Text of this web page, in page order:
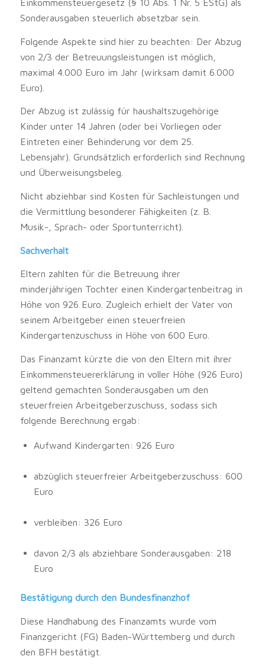
Einkommensteuergesetz (§ 10 Abs. 1 Nr. 5 EStG) als
Sonderausgaben steuerlich absetzbar sein.
Folgende Aspekte sind hier zu beachten: Der Abzug
von 2/3 der Betreuungsleistungen ist möglich,
maximal 4.000 Euro im Jahr (wirksam damit 6.000
Euro).
Der Abzug ist zulässig für haushaltszugehörige
Kinder unter 14 Jahren (oder bei Vorliegen oder
Eintreten einer Behinderung vor dem 25.
Lebensjahr). Grundsätzlich erforderlich sind Rechnung
und Überweisungsbeleg.
Nicht abziehbar sind Kosten für Sachleistungen und
die Vermittlung besonderer Fähigkeiten (z. B.
Musik-, Sprach- oder Sportunterricht).
Sachverhalt
Eltern zahlten für die Betreuung ihrer
minderjährigen Tochter einen Kindergartenbeitrag in
Höhe von 926 Euro. Zugleich erhielt der Vater von
seinem Arbeitgeber einen steuerfreien
Kindergartenzuschuss in Höhe von 600 Euro.
Das Finanzamt kürzte die von den Eltern mit ihrer
Einkommensteuererklärung in voller Höhe (926 Euro)
geltend gemachten Sonderausgaben um den
steuerfreien Arbeitgeberzuschuss, sodass sich
folgende Berechnung ergab:
Aufwand Kindergarten: 926 Euro
abzüglich steuerfreier Arbeitgeberzuschuss: 600
Euro
verbleiben: 326 Euro
davon 2/3 als abziehbare Sonderausgaben: 218
Euro
Bestätigung durch den Bundesfinanzhof
Diese Handhabung des Finanzamts wurde vom
Finanzgericht (FG) Baden-Württemberg und durch
den BFH bestätigt.